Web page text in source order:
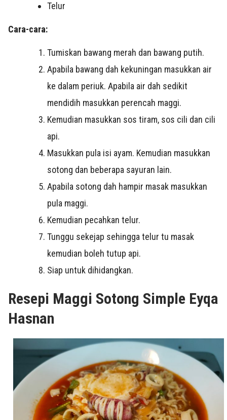
Telur
Cara-cara:
Tumiskan bawang merah dan bawang putih.
Apabila bawang dah kekuningan masukkan air
ke dalam periuk. Apabila air dah sedikit
mendidih masukkan perencah maggi.
Kemudian masukkan sos tiram, sos cili dan cili
api.
Masukkan pula isi ayam. Kemudian masukkan
sotong dan beberapa sayuran lain.
Apabila sotong dah hampir masak masukkan
pula maggi.
Kemudian pecahkan telur.
Tunggu sekejap sehingga telur tu masak
kemudian boleh tutup api.
Siap untuk dihidangkan.
Resepi Maggi Sotong Simple Eyqa
Hasnan